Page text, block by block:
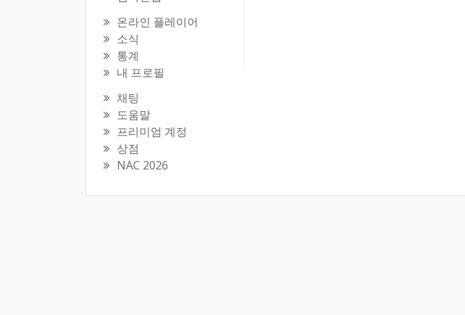
온라인 플레이어
소식
통계
내 프로필
채팅
도움말
프리미엄 계정
상점
NAC 2026